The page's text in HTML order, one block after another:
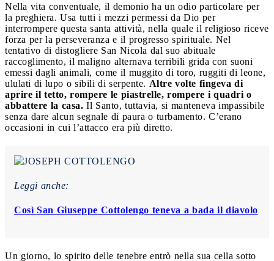
Nella vita conventuale, il demonio ha un odio particolare per
la preghiera. Usa tutti i mezzi permessi da Dio per
interrompere questa santa attività, nella quale il religioso riceve
forza per la perseveranza e il progresso spirituale. Nel
tentativo di distogliere San Nicola dal suo abituale
raccoglimento, il maligno alternava terribili grida con suoni
emessi dagli animali, come il muggito di toro, ruggiti di leone,
ululati di lupo o sibili di serpente. Altre volte fingeva di
aprire il tetto, rompere le piastrelle, rompere i quadri o
abbattere la casa. Il Santo, tuttavia, si manteneva impassibile
senza dare alcun segnale di paura o turbamento. C’erano
occasioni in cui l’attacco era più diretto.
Leggi anche:
Così San Giuseppe Cottolengo teneva a bada il diavolo
Un giorno, lo spirito delle tenebre entrò nella sua cella sotto